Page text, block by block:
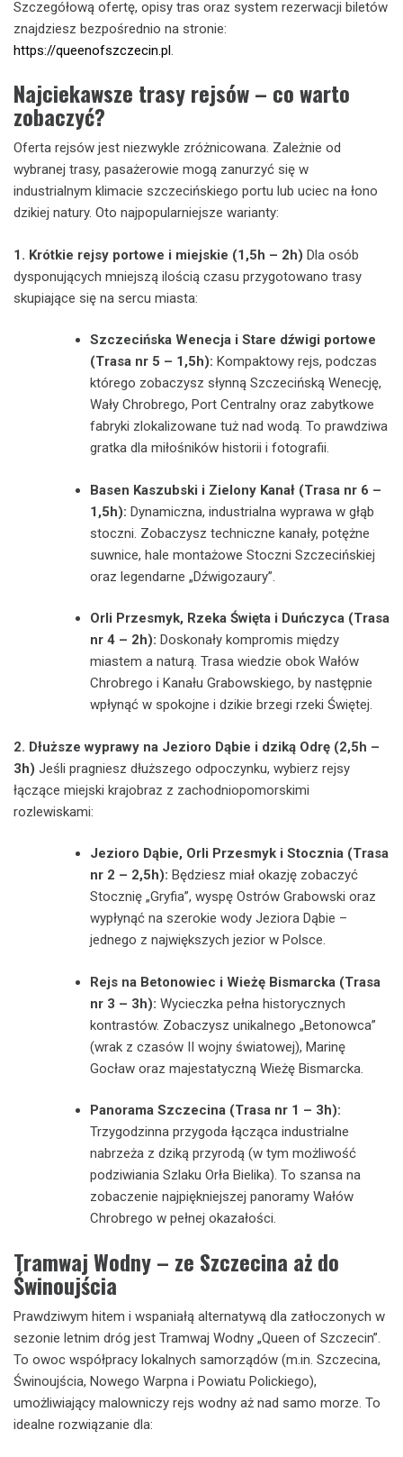
Szczegółową ofertę, opisy tras oraz system rezerwacji biletów
znajdziesz bezpośrednio na stronie:
https://queenofszczecin.pl
Najciekawsze trasy rejsów – co warto
zobaczyć?
Oferta rejsów jest niezwykle zróżnicowana. Zależnie od
wybranej trasy, pasażerowie mogą zanurzyć się w
industrialnym klimacie szczecińskiego portu lub uciec na łono
dzikiej natury. Oto najpopularniejsze warianty:
1. Krótkie rejsy portowe i miejskie (1,5h – 2h) Dla osób
dysponujących mniejszą ilością czasu przygotowano trasy
skupiające się na sercu miasta:
Szczecińska Wenecja i Stare dźwigi portowe
(Trasa nr 5 – 1,5h): Kompaktowy rejs, podczas
którego zobaczysz słynną Szczecińską Wenecję,
Wały Chrobrego, Port Centralny oraz zabytkowe
fabryki zlokalizowane tuż nad wodą. To prawdziwa
gratka dla miłośników historii i fotografii.
Basen Kaszubski i Zielony Kanał (Trasa nr 6 –
1,5h): Dynamiczna, industrialna wyprawa w głąb
stoczni. Zobaczysz techniczne kanały, potężne
suwnice, hale montażowe Stoczni Szczecińskiej
oraz legendarne „Dźwigozaury”.
Orli Przesmyk, Rzeka Święta i Duńczyca (Trasa
nr 4 – 2h): Doskonały kompromis między
miastem a naturą. Trasa wiedzie obok Wałów
Chrobrego i Kanału Grabowskiego, by następnie
wpłynąć w spokojne i dzikie brzegi rzeki Świętej.
2. Dłuższe wyprawy na Jezioro Dąbie i dziką Odrę (2,5h –
3h) Jeśli pragniesz dłuższego odpoczynku, wybierz rejsy
łączące miejski krajobraz z zachodniopomorskimi
rozlewiskami:
Jezioro Dąbie, Orli Przesmyk i Stocznia (Trasa
nr 2 – 2,5h): Będziesz miał okazję zobaczyć
Stocznię „Gryfia”, wyspę Ostrów Grabowski oraz
wypłynąć na szerokie wody Jeziora Dąbie –
jednego z największych jezior w Polsce.
Rejs na Betonowiec i Wieżę Bismarcka (Trasa
nr 3 – 3h): Wycieczka pełna historycznych
kontrastów. Zobaczysz unikalnego „Betonowca”
(wrak z czasów II wojny światowej), Marinę
Gocław oraz majestatyczną Wieżę Bismarcka.
Panorama Szczecina (Trasa nr 1 – 3h):
Trzygodzinna przygoda łącząca industrialne
nabrzeża z dziką przyrodą (w tym możliwość
podziwiania Szlaku Orła Bielika). To szansa na
zobaczenie najpiękniejszej panoramy Wałów
Chrobrego w pełnej okazałości.
Tramwaj Wodny – ze Szczecina aż do
Świnoujścia
Prawdziwym hitem i wspaniałą alternatywą dla zatłoczonych w
sezonie letnim dróg jest Tramwaj Wodny „Queen of Szczecin”.
To owoc współpracy lokalnych samorządów (m.in. Szczecina,
Świnoujścia, Nowego Warpna i Powiatu Polickiego),
umożliwiający malowniczy rejs wodny aż nad samo morze. To
idealne rozwiązanie dla: